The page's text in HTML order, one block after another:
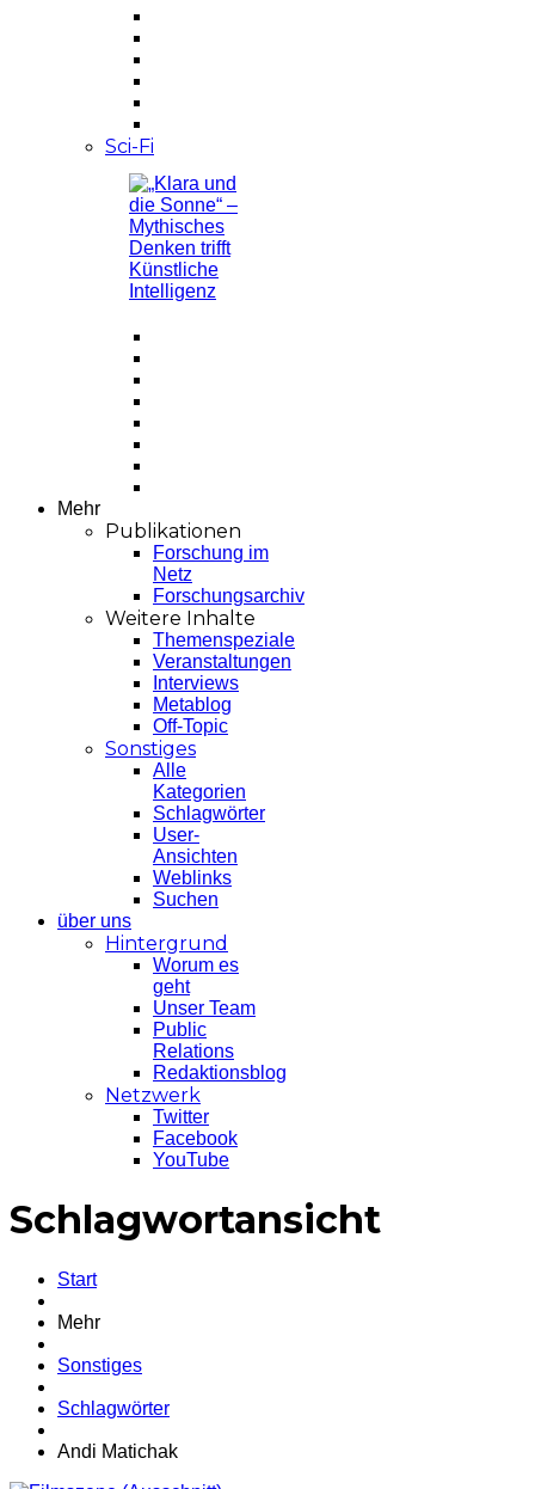
Sci-Fi
Mehr
Publikationen
Forschung im
Netz
Forschungsarchiv
Weitere Inhalte
Themenspeziale
Veranstaltungen
Interviews
Metablog
Off-Topic
Sonstiges
Alle
Kategorien
Schlagwörter
User-
Ansichten
Weblinks
Suchen
über uns
Hintergrund
Worum es
geht
Unser Team
Public
Relations
Redaktionsblog
Netzwerk
Twitter
Facebook
YouTube
Schlagwortansicht
Start
Mehr
Sonstiges
Schlagwörter
Andi Matichak